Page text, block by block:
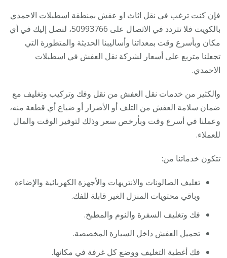
فإن كنت ترغب في نقل اثاث او عفش بمنطقة اسطبلات الاحمدي
بالكويت فلا تتردد في الاتصال على 50993766، لنصل إليك في أي
مكان وبأسرع وقت بمعداتنا وأساليبنا الحديثة والمتطورة التي
تجعلنا متربع على أسعار لشركة نقل العفش في اسطبلات
الاحمدي.
والكثير من خدمات نقل العفش من نقل وفك وتركيب وتغليف مع
ضمان سلامة العفش من التلف أو الأضرار أو ضياع أي قطعة منه،
وعملنا في أسرع وقت وبأرخص سعر وذلك لتوفير الوقت والمال
للعملاء.
تتكون خدماتنا من:
تغليف الصالونات والانتريهات والأجهزة الكهربائية والإضاءة
وباقي محتويات المنزل الغير قابلة للفك.
فك وتغليف السفرة والنوم والمطبخ.
تحميل العفش داخل السيارة المخصصة.
فك أغطية التغليف ووضع كل غرفة في مكانها.